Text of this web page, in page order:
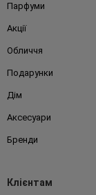
Парфуми
Акції
Обличчя
Подарунки
Дім
Аксесуари
Бренди
Клієнтам